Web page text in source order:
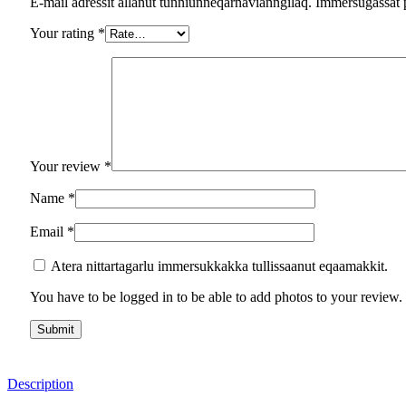
Your rating *
Your review *
Name *
Email *
Atera nittartagarlu immersukkakka tullissaanut eqaamakkit.
You have to be logged in to be able to add photos to your review.
Description